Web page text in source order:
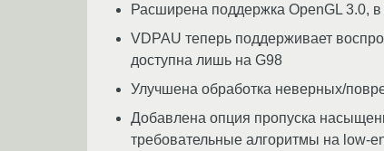
Расширена поддержка OpenGL 3.0,
VDPAU теперь поддерживает
доступна лишь на G98
Улучшена обработка неверных/
Добавлена опция пропуска
требовательные алгоритмы на low-